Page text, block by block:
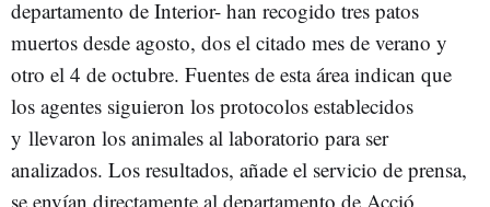
departamento de Interior- han recogido tres patos
muertos desde agosto, dos el citado mes de verano y
otro el 4 de octubre. Fuentes de esta área indican que
los agentes siguieron los protocolos establecidos
y llevaron los animales al laboratorio para ser
analizados. Los resultados, añade el servicio de prensa,
se envían directamente al departamento de Acció